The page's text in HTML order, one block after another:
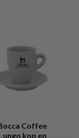
Coffee
kop en